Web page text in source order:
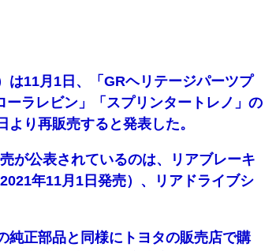
11月1日、「GRヘリテージパーツプ
ーラレビン」「スプリンタートレノ」の
り再販売すると発表した。
が公表されているのは、リアブレーキ
年11月1日発売）、リアドライブシ
正部品と同様にトヨタの販売店で購